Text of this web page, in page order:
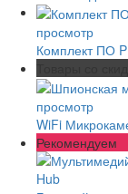
просмотр
Комплект ПО
просмотр
WiFi
Рекомендуем